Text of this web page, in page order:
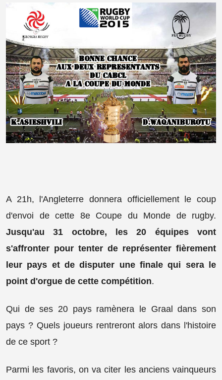
A 21h, l'Angleterre donnera officiellement le coup
d'envoi de cette 8e Coupe du Monde de rugby.
Jusqu'au 31 octobre, les 20 équipes vont
s'affronter pour tenter de représenter fièrement
leur pays et de disputer une finale qui sera le
point d'orgue de cette compétition.
Qui de ses 20 pays ramènera le Graal dans son
pays ? Quels joueurs rentreront alors dans l'histoire
de ce sport ?
Parmi les favoris, on va citer les anciens vainqueurs